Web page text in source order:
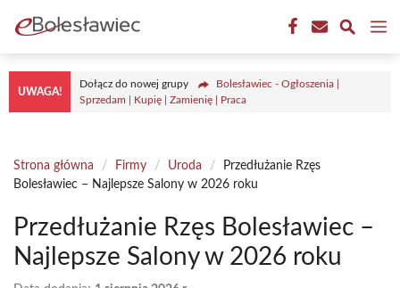
treści
UWAGA!
Dołącz do nowej grupy
Bolesławiec - Ogłoszenia |
Sprzedam | Kupię | Zamienię | Praca
Strona główna / Firmy / Uroda /
Przedłużanie Rzęs
Bolesławiec – Najlepsze Salony w 2026 roku
Przedłużanie Rzęs Bolesławiec –
Najlepsze Salony w 2026 roku